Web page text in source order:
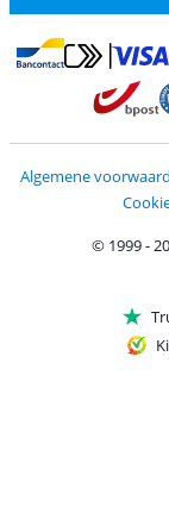
Betalen metBetalen met
Algemene
© 1999 -